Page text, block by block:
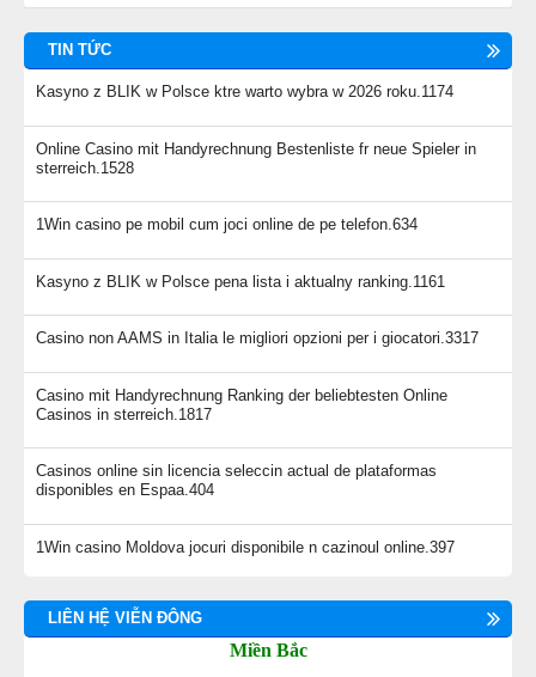
TIN TỨC
Kasyno z BLIK w Polsce ktre warto wybra w 2026 roku.1174
Online Casino mit Handyrechnung Bestenliste fr neue Spieler in
sterreich.1528
1Win casino pe mobil cum joci online de pe telefon.634
Kasyno z BLIK w Polsce pena lista i aktualny ranking.1161
Casino non AAMS in Italia le migliori opzioni per i giocatori.3317
Casino mit Handyrechnung Ranking der beliebtesten Online
Casinos in sterreich.1817
Casinos online sin licencia seleccin actual de plataformas
disponibles en Espaa.404
1Win casino Moldova jocuri disponibile n cazinoul online.397
LIÊN HỆ VIỄN ĐÔNG
Miền Bắc